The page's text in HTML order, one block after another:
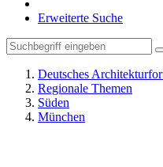
Erweiterte Suche
Deutsches
Regionale Themen
Süden
München